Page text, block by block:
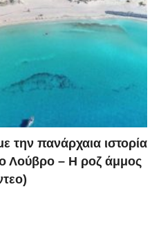
την πανάρχαια ιστορία
Λούβρο – Η ροζ άμμος